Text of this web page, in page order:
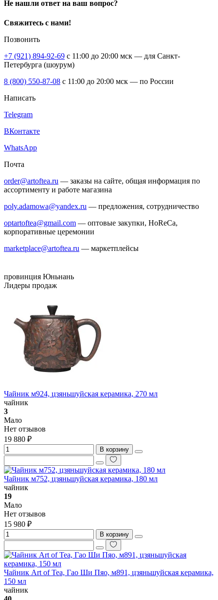
Не нашли ответ на ваш вопрос?
Свяжитесь с нами!
Позвонить
+7 (921) 894-92-69 c 11:00 до 20:00 мск — для Санкт-
Петербурга (шоурум)
8 (800) 550-87-08 c 11:00 до 20:00 мск — по России
Написать
Telegram
ВКонтакте
WhatsApp
Почта
order@artoftea.ru — заказы на сайте, общая информация по
ассортименту и работе магазина
poly.adamowa@yandex.ru — предложения, сотрудничество
optartoftea@gmail.com — оптовые закупки, HoReCa,
корпоративные церемонии
marketplace@artoftea.ru — маркетплейсы
провинция Юньнань
Лидеры продаж
Чайник м924, цзяньшуйская керамика, 270 мл
чайник
3
Мало
Нет отзывов
19 880 ₽
В корзину
Чайник м752, цзяньшуйская керамика, 180 мл
чайник
19
Мало
Нет отзывов
15 980 ₽
В корзину
Чайник Art of Tea, Гао Ши Пяо, м891, цзяньшуйская керамика,
150 мл
чайник